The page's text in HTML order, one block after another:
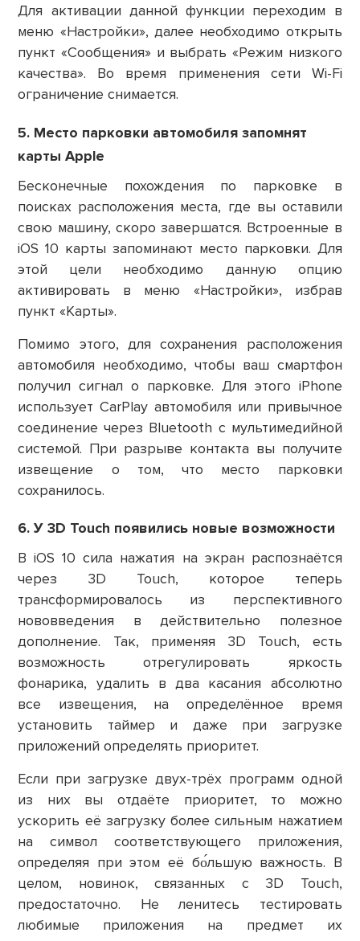
Для активации данной функции переходим в
меню «Настройки», далее необходимо открыть
пункт «Сообщения» и выбрать «Режим низкого
качества». Во время применения сети Wi-Fi
ограничение снимается.
5. Место парковки автомобиля запомнят
карты Apple
Бесконечные похождения по парковке в
поисках расположения места, где вы оставили
свою машину, скоро завершатся. Встроенные в
iOS 10 карты запоминают место парковки. Для
этой цели необходимо данную опцию
активировать в меню «Настройки», избрав
пункт «Карты».
Помимо этого, для сохранения расположения
автомобиля необходимо, чтобы ваш смартфон
получил сигнал о парковке. Для этого iPhone
использует CarPlay автомобиля или привычное
соединение через Bluetooth с мультимедийной
системой. При разрыве контакта вы получите
извещение о том, что место парковки
сохранилось.
6. У 3D Touch появились новые возможности
В iOS 10 сила нажатия на экран распознаётся
через 3D Touch, которое теперь
трансформировалось из перспективного
нововведения в действительно полезное
дополнение. Так, применяя 3D Touch, есть
возможность отрегулировать яркость
фонарика, удалить в два касания абсолютно
все извещения, на определённое время
установить таймер и даже при загрузке
приложений определять приоритет.
Если при загрузке двух-трёх программ одной
из них вы отдаёте приоритет, то можно
ускорить её загрузку более сильным нажатием
на символ соответствующего приложения,
определяя при этом её бо́льшую важность. В
целом, новинок, связанных с 3D Touch,
предостаточно. Не ленитесь тестировать
любимые приложения на предмет их